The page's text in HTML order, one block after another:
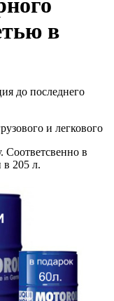
в
до последнего
и легкового
Соответсвенно в
в 205 л.